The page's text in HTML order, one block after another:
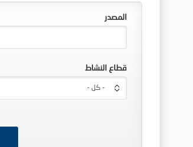
المصدر
قطاع النشاط
- كل -